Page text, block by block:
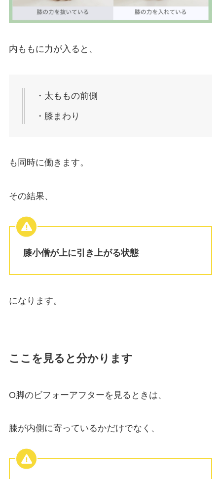
内ももに力が入ると、
・太ももの前側
・膝まわり
も同時に働きます。
その結果、
膝小僧が上に引き上がる状態
になります。
ここを見ると分かります
O脚のビフォーアフターを見るときは、
膝が内側に寄っているかだけでなく、